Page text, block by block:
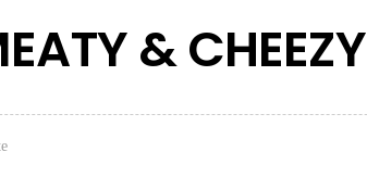
& CHEEZY